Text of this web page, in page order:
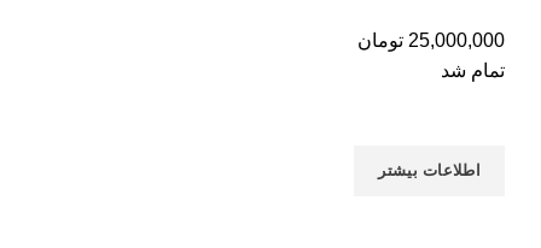
25,000,000 تومان
تمام شد
اطلاعات بیشتر